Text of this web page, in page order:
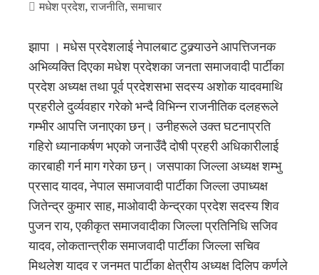
मधेश प्रदेश, राजनीति, समाचार
झापा । मधेस प्रदेशलाई नेपालबाट टुक्र्याउने आपत्तिजनक
अभिव्यक्ति दिएका मधेश प्रदेशका जनता समाजवादी पार्टीका
प्रदेश अध्यक्ष तथा पूर्व प्रदेशसभा सदस्य अशोक यादवमाथि
प्रहरीले दुर्व्यवहार गरेको भन्दै विभिन्न राजनीतिक दलहरूले
गम्भीर आपत्ति जनाएका छन्। उनीहरूले उक्त घटनाप्रति
गहिरो ध्यानाकर्षण भएको जनाउँदै दोषी प्रहरी अधिकारीलाई
कारबाही गर्न माग गरेका छन्। जसपाका जिल्ला अध्यक्ष शम्भु
प्रसाद यादव, नेपाल समाजवादी पार्टीका जिल्ला उपाध्यक्ष
जितेन्द्र कुमार साह, माओवादी केन्द्रका प्रदेश सदस्य शिव
पुजन राय, एकीकृत समाजवादीका जिल्ला प्रतिनिधि सजिव
यादव, लोकतान्त्रीक समाजवादी पार्टीका जिल्ला सचिव
मिथलेश यादव र जनमत पार्टीका क्षेत्रीय अध्यक्ष दिलिप कर्णले